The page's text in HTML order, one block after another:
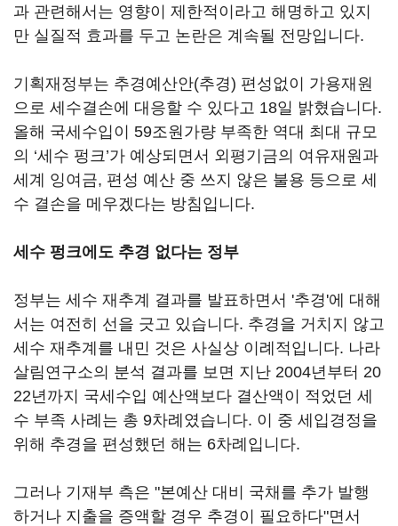
과 관련해서는 영향이 제한적이라고 해명하고 있지
만 실질적 효과를 두고 논란은 계속될 전망입니다.
기획재정부는 추경예산안(추경) 편성없이 가용재원
으로 세수결손에 대응할 수 있다고 18일 밝혔습니다.
올해 국세수입이 59조원가량 부족한 역대 최대 규모
의 ‘세수 펑크’가 예상되면서 외평기금의 여유재원과
세계 잉여금, 편성 예산 중 쓰지 않은 불용 등으로 세
수 결손을 메우겠다는 방침입니다.
세수 펑크에도 추경 없다는 정부
정부는 세수 재추계 결과를 발표하면서 '추경'에 대해
서는 여전히 선을 긋고 있습니다. 추경을 거치지 않고
세수 재추계를 내민 것은 사실상 이례적입니다. 나라
살림연구소의 분석 결과를 보면 지난 2004년부터 20
22년까지 국세수입 예산액보다 결산액이 적었던 세
수 부족 사례는 총 9차례였습니다. 이 중 세입경정을
위해 추경을 편성했던 해는 6차례입니다.
그러나 기재부 측은 "본예산 대비 국채를 추가 발행
하거나 지출을 증액할 경우 추경이 필요하다"면서